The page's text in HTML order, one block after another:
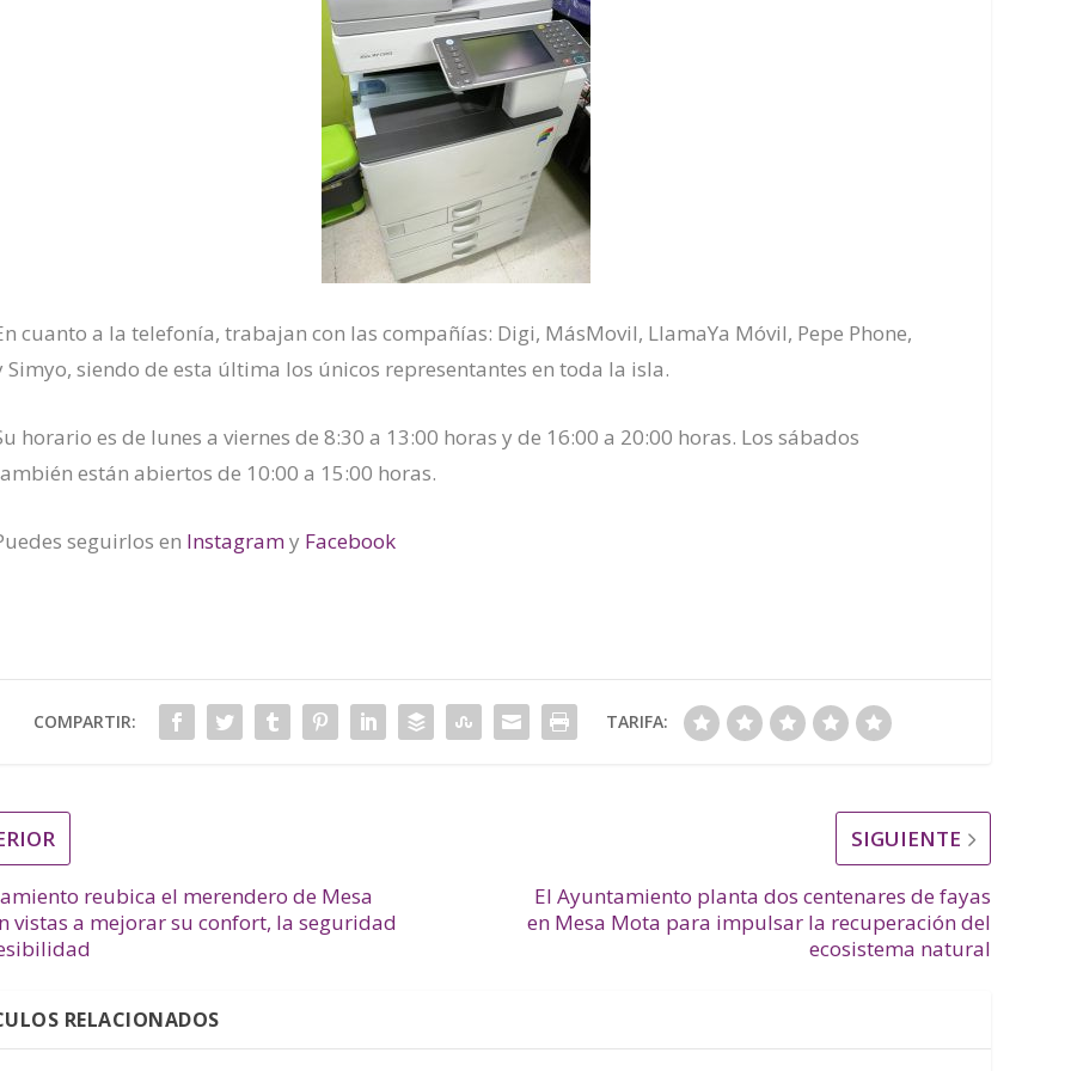
cuanto a la telefonía, trabajan con las compañías: Digi, MásMovil, LlamaYa Móvil, Pepe Phone,
Simyo, siendo de esta última los únicos representantes en toda la isla.
horario es de lunes a viernes de 8:30 a 13:00 horas y de 16:00 a 20:00 horas. Los sábados
están abiertos de 10:00 a 15:00 horas.
seguirlos en Instagramy Facebook
COMPARTIR: TARIFA:
reubica el merendero de Mesa
vistas a mejorar su confort, la seguridad
SIGUIENTE
El Ayuntamiento planta dos centenares de fayas
en Mesa Mota para impulsar la recuperación del
ecosistema natural
RELACIONADOS